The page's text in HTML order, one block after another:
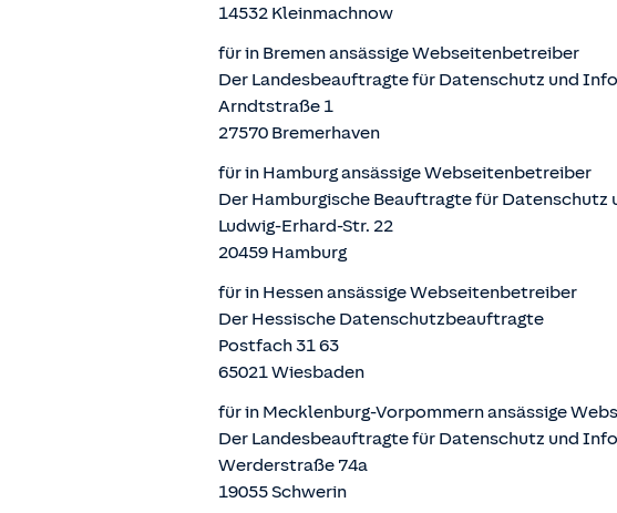
14532 Kleinmachnow
für in Bremen ansässige Webseitenbetreiber
Der Landesbeauftragte für Datenschutz und
Arndtstraße 1
27570 Bremerhaven
für in Hamburg ansässige Webseitenbetreiber
Der Hamburgische Beauftragte für
Ludwig-Erhard-Str. 22
20459 Hamburg
für in Hessen ansässige Webseitenbetreiber
Der Hessische Datenschutzbeauftragte
Postfach 31 63
65021 Wiesbaden
für in Mecklenburg-Vorpommern ansässige
Der Landesbeauftragte für Datenschutz und
Werderstraße 74a
19055 Schwerin